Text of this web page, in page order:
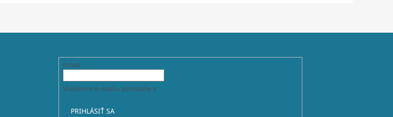
Email
Vložením e-mailu súhlasíte s
PRIHLÁSIŤ SA